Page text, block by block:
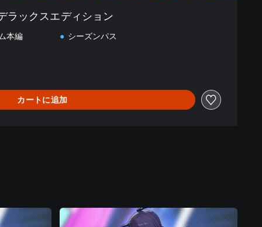
ラックスエディション
本編 シーズンパス
カートに追加